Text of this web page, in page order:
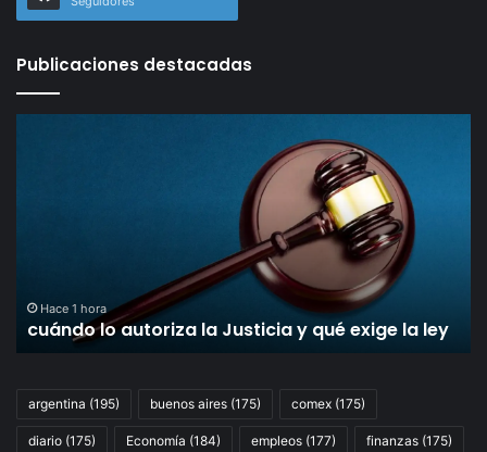
Publicaciones destacadas
ley
Hace 1 hora
cuándo lo autoriza la Justicia y qué exige la ley
argentina (195) buenos aires (175) comex (175)
diario (175) Economía (184) empleos (177) finanzas (175)